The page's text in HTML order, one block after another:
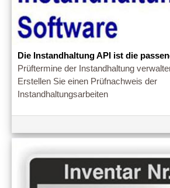
Die Instandhaltung API ist die
Prüftermine der Instandhaltung
Erstellen Sie einen Prüfnachweis der
Instandhaltungsarbeiten